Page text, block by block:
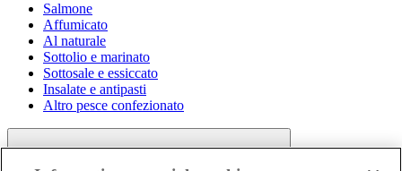
Salmone
Affumicato
Al naturale
Sottolio e marinato
Sottosale e essiccato
Insalate e antipasti
Altro pesce confezionato